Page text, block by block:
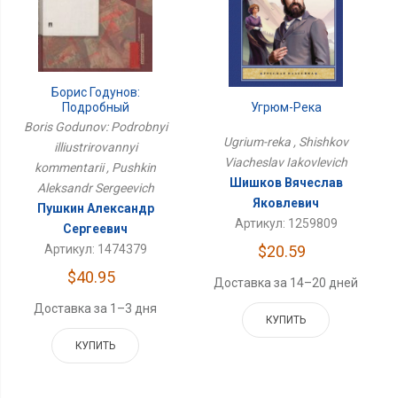
Борис Годунов:
Подробный
Иллюстрированный
Boris Godunov: Podrobnyi
illiustrirovannyi
kommentarii , Pushkin
Aleksandr Sergeevich
Пушкин Александр
Сергеевич
Артикул: 1474379
$40.95
Доставка за 1–3 дня
КУПИТЬ
Угрюм-Река
Ugrium-reka , Shishkov
Viacheslav Iakovlevich
Шишков Вячеслав
Яковлевич
Артикул: 1259809
$20.59
Доставка за 14–20 дней
КУПИТЬ